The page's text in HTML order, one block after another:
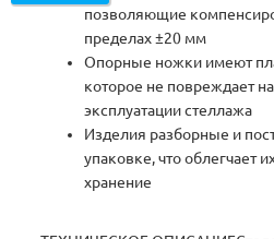
позволяющие
пределах ±20 мм
Опорные ножки имеют
которое не повреждает
эксплуатации стеллажа
Изделия разборные и
упаковке, что облегчает
хранение